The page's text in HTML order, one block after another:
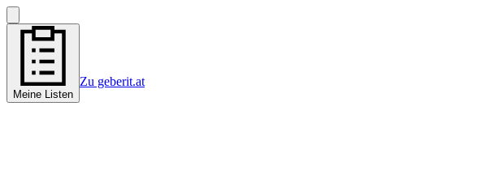
Meine Listen
Zu geberit.at